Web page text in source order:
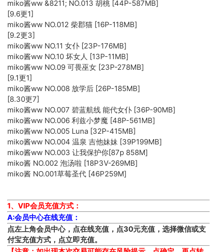
miko酱ww &8211; NO.013 胡桃 [44P-587MB]
[9.6更1]
miko酱ww NO.012 柴郡猫 [16P-118MB]
[9.2更3]
miko酱ww NO.11 女仆 [23P-176MB]
miko酱ww NO.10 坏女人 [13P-11MB]
miko酱ww NO.09 可畏巫女 [23P-278MB]
[9.1更1]
miko酱ww NO.008 放学后 [26P-185MB]
[8.30更7]
miko酱ww NO.007 碧蓝航线 能代女仆 [36P-90MB]
miko酱ww NO.006 利兹小梦魔 [48P-561MB]
miko酱ww NO.005 Luna [32P-415MB]
miko酱ww NO.004 温泉 吉他妹妹 [39P199MB]
miko酱ww NO.003 让我保护你[87p 858M]
miko酱 NO.002 泡汤啦 [18P3V-269MB]
miko酱 NO.001草莓圣代 [46P259M]
1、VIP会员充值方式：
A:会员中心在线充值：
点左上角会员中心，点在线充值，点30元充值，选择微信或支
付宝充值方式，点立即充值。